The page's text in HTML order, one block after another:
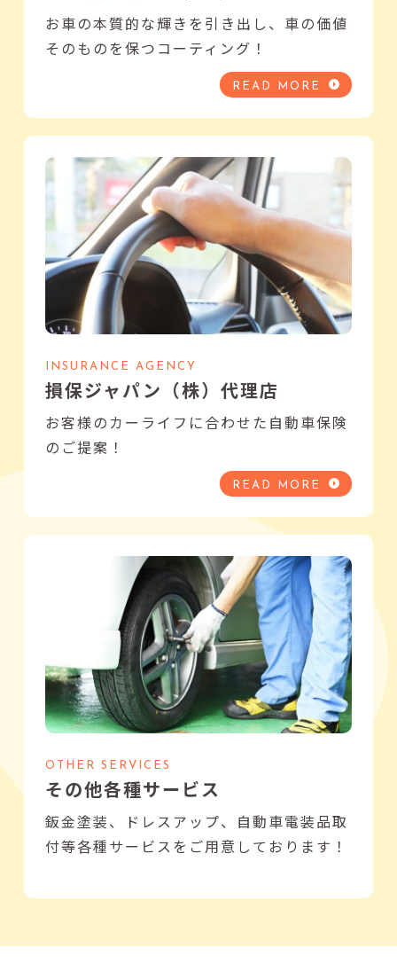
お車の本質的な輝きを引き出し、車の価値
そのものを保つコーティング！
READ MORE
INSURANCE AGENCY
損保ジャパン（株）代理店
お客様のカーライフに合わせた自動車保険
のご提案！
READ MORE
OTHER SERVICES
その他各種サービス
鈑金塗装、ドレスアップ、自動車電装品取
付等各種サービスをご用意しております！